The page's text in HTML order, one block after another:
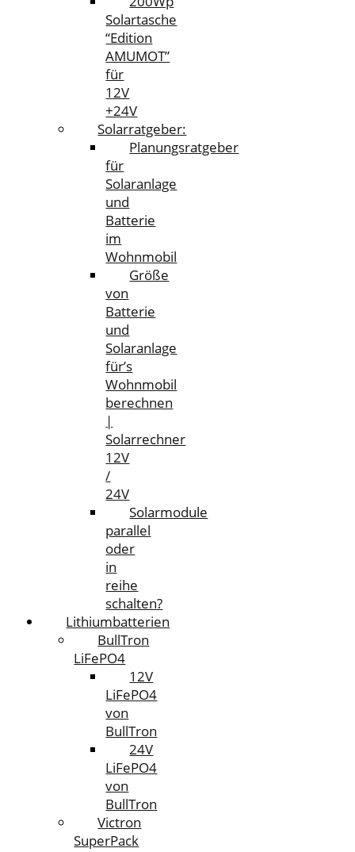
Solartasche
“Edition
AMUMOT”
für
12V
+24V
Solarratgeber:
Planungsratgeber
für
Solaranlage
und
Batterie
im
Wohnmobil
Größe
von
Batterie
und
Solaranlage
für’s
Wohnmobil
berechnen
|
Solarrechner
12V
/
24V
Solarmodule
parallel
oder
in
reihe
schalten?
Lithiumbatterien
BullTron
LiFePO4
12V
LiFePO4
von
BullTron
24V
LiFePO4
von
BullTron
Victron
SuperPack